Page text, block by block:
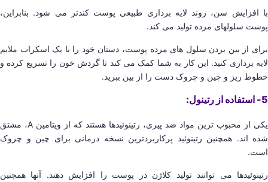
با افزایش سن، روند لایه برداری طبیعی پوست کندتر می شود. بنابراین،
پوست سلولهای مرده تولید می کند.
برای از بین بردن سلول های مرده پوست، دستان خود را با یک اسکراب ملایم
لایه برداری کنید. این کار به شما کمک می کند تا گردش خون را تسریع کرده و
خطوط ریز و چین و چروک دست را از بین ببرید.
5- استفاده از رتینول:
یکی از محبوب ترین مواد ضد پیری، رتینوئیدها هستند که از ویتامین A، مشتق
شده اند. همچنین رتینوئید پرکاربردترین نسخه درمانی برای چین و چروک
است.
رتینوئیدها می توانند تولید کلاژن در پوست را افزایش دهند. آنها همچنین